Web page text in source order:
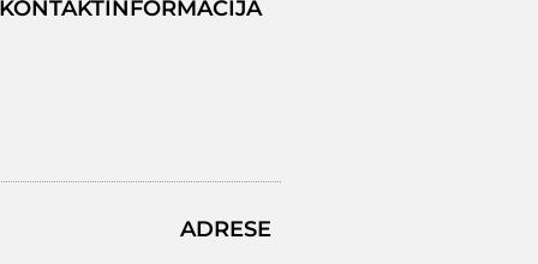
KONTAKTINFORMĀCIJA
ADRESE